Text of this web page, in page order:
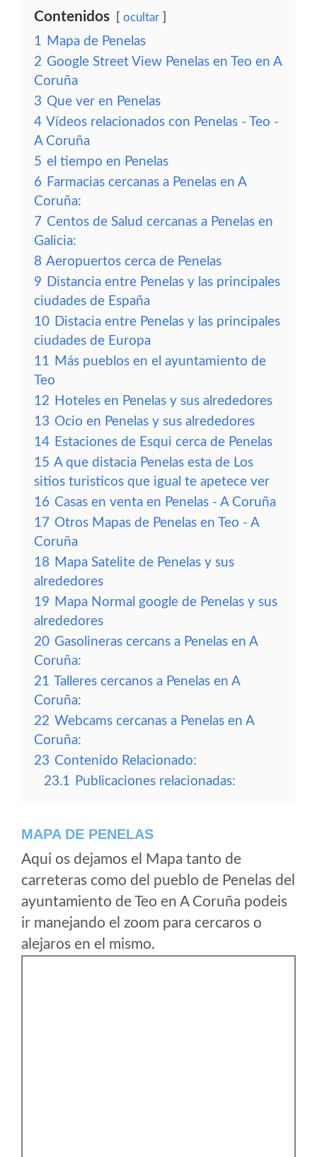
Contenidos ocultar
1 Mapa de Penelas
2 Google Street View Penelas en Teo en A
Coruña
3 Que ver en Penelas
4 Vídeos relacionados con Penelas - Teo -
A Coruña
5 el tiempo en Penelas
6 Farmacias cercanas a Penelas en A
Coruña:
7 Centos de Salud cercanas a Penelas en
Galicia:
8 Aeropuertos cerca de Penelas
9 Distancia entre Penelas y las principales
ciudades de España
10 Distacia entre Penelas y las principales
ciudades de Europa
11 Más pueblos en el ayuntamiento de
Teo
12 Hoteles en Penelas y sus alrededores
13 Ocio en Penelas y sus alrededores
14 Estaciones de Esqui cerca de Penelas
15 A que distacia Penelas esta de Los
sitios turisticos que igual te apetece ver
16 Casas en venta en Penelas - A Coruña
17 Otros Mapas de Penelas en Teo - A
Coruña
18 Mapa Satelite de Penelas y sus
alrededores
19 Mapa Normal google de Penelas y sus
alrededores
20 Gasolineras cercans a Penelas en A
Coruña:
21 Talleres cercanos a Penelas en A
Coruña:
22 Webcams cercanas a Penelas en A
Coruña:
23 Contenido Relacionado:
23.1 Publicaciones relacionadas:
MAPA DE PENELAS
Aqui os dejamos el Mapa tanto de
carreteras como del pueblo de Penelas del
ayuntamiento de Teo en A Coruña podeis
ir manejando el zoom para cercaros o
alejaros en el mismo.